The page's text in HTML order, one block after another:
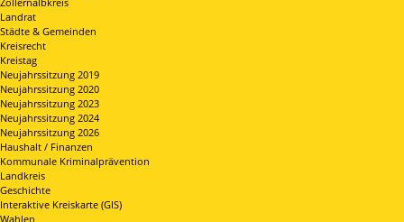
Landrat
Städte & Gemeinden
Kreisrecht
Kreistag
Neujahrssitzung 2019
Neujahrssitzung 2020
Neujahrssitzung 2023
Neujahrssitzung 2024
Neujahrssitzung 2026
Haushalt / Finanzen
Kommunale Kriminalprävention
Landkreis
Geschichte
Interaktive Kreiskarte (GIS)
Wahlen